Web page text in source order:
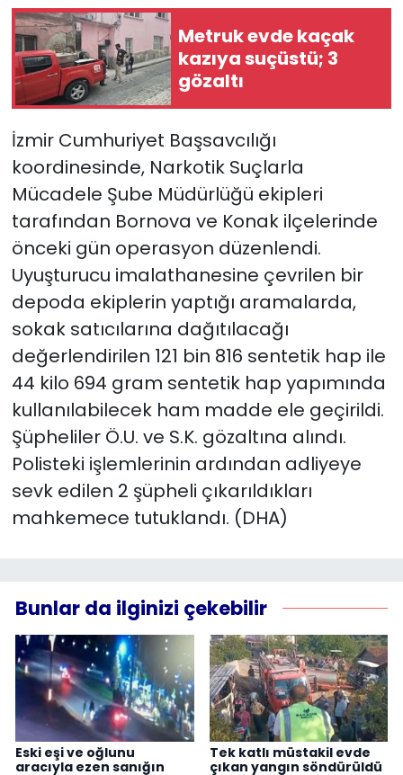
Metruk evde kaçak
kazıya suçüstü; 3
gözaltı
İzmir Cumhuriyet Başsavcılığı
koordinesinde, Narkotik Suçlarla
Mücadele Şube Müdürlüğü ekipleri
tarafından Bornova ve Konak ilçelerinde
önceki gün operasyon düzenlendi.
Uyuşturucu imalathanesine çevrilen bir
depoda ekiplerin yaptığı aramalarda,
sokak satıcılarına dağıtılacağı
değerlendirilen 121 bin 816 sentetik hap ile
44 kilo 694 gram sentetik hap yapımında
kullanılabilecek ham madde ele geçirildi.
Şüpheliler Ö.U. ve S.K. gözaltına alındı.
Polisteki işlemlerinin ardından adliyeye
sevk edilen 2 şüpheli çıkarıldıkları
mahkemece tutuklandı. (DHA)
Bunlar da ilginizi çekebilir
Eski eşi ve oğlunu
aracıyla ezen sanığın
Tek katlı müstakil evde
çıkan yangın söndürüldü
YEREL YÖNETİMLER
Yurt